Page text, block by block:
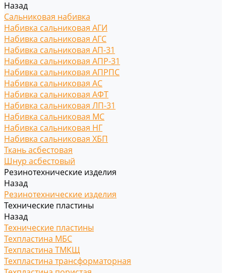
Назад
Сальниковая набивка
Набивка сальниковая АГИ
Набивка сальниковая АГС
Набивка сальниковая АП-31
Набивка сальниковая АПР-31
Набивка сальниковая АПРПС
Набивка сальниковая АС
Набивка сальниковая АФТ
Набивка сальниковая ЛП-31
Набивка сальниковая МС
Набивка сальниковая НГ
Набивка сальниковая ХБП
Ткань асбестовая
Шнур асбестовый
Резинотехнические изделия
Назад
Резинотехнические изделия
Технические пластины
Назад
Технические пластины
Техпластина МБС
Техпластина ТМКЩ
Техпластина трансформаторная